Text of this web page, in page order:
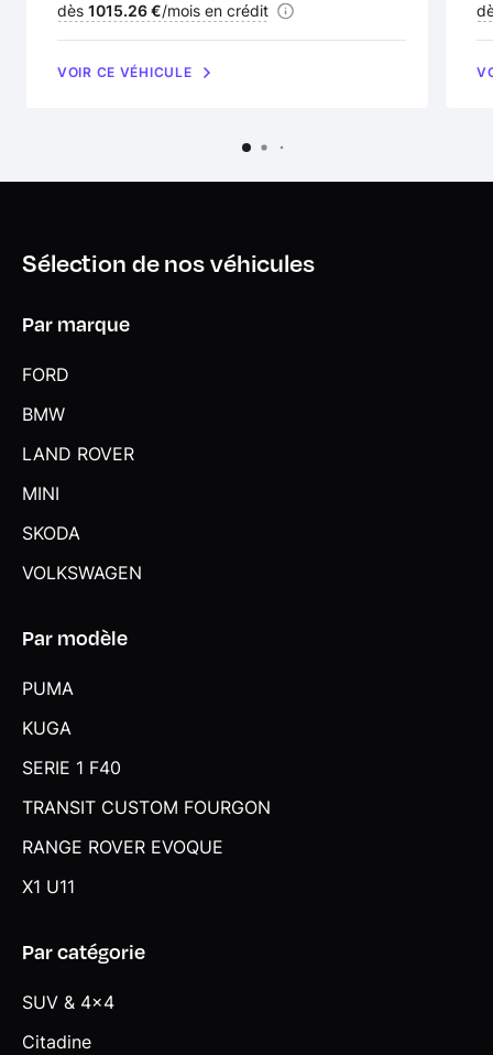
Financement :
dès 1015.26 €/mois en crédit
VOIR CE VÉHICULE
Sélection de nos véhicules
Par marque
FORD
BMW
LAND ROVER
MINI
SKODA
VOLKSWAGEN
Par modèle
PUMA
KUGA
SERIE 1 F40
TRANSIT CUSTOM FOURGON
RANGE ROVER EVOQUE
X1 U11
Par catégorie
SUV & 4x4
Citadine